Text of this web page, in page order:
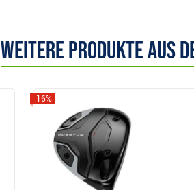
Weitere Produkte aus
-16%